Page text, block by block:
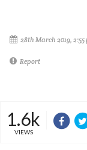
28th March 2019, 2:55
Report
1.6k
VIEWS